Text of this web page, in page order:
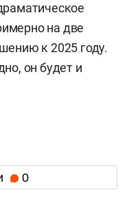
на две
к 2025 году.
он будет и
0